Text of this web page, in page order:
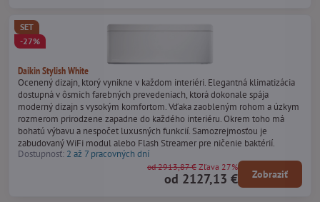
Daikin Stylish White
SET
-27%
Ocenený dizajn, ktorý vynikne v každom interiéri. Elegantná klimatizácia
dostupná v ôsmich farebných prevedeniach, ktorá dokonale spája
moderný dizajn s vysokým komfortom. Vďaka zaobleným rohom a úzkym
rozmerom prirodzene zapadne do každého interiéru. Okrem toho má
bohatú výbavu a nespočet luxusných funkcií. Samozrejmosťou je
zabudovaný WiFi modul alebo Flash Streamer pre ničenie baktérií.
Dostupnosť: 2 až 7 pracovných dní
od 2127,13 €
od 2913,87 € Zľava 27%
Zobraziť